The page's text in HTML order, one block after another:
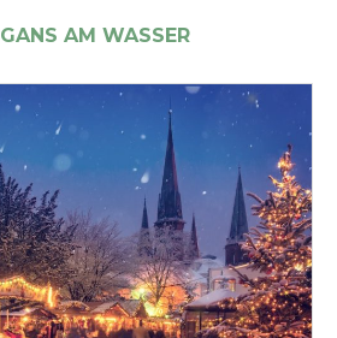
GANS AM WASSER